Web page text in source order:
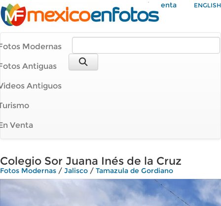
Mi Cuenta ENGLISH
Modernas
Antiguas
Antiguos
Venta
Colegio Sor Juana Inés de la Cruz
Fotos Modernas / Jalisco / Tamazula de Gordiano